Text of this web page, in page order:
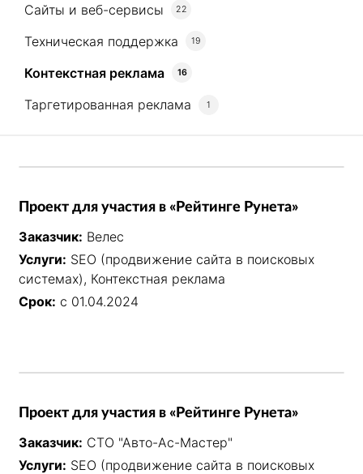
Сайты и веб-сервисы 22
Техническая поддержка 19
Контекстная реклама 16
Таргетированная реклама 1
Проект для участия в «Рейтинге Рунета»
Заказчик: Велес
Услуги: SEO (продвижение сайта в поисковых
системах), Контекстная реклама
Срок: с 01.04.2024
Проект для участия в «Рейтинге Рунета»
Заказчик: СТО "Авто-Ас-Мастер"
Услуги: SEO (продвижение сайта в поисковых